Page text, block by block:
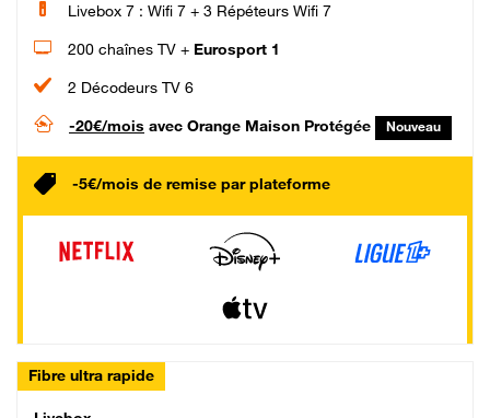
Livebox 7 : Wifi 7 + 3 Répéteurs Wifi 7
200 chaînes TV + Eurosport 1
2 Décodeurs TV 6
-20€/mois avec Orange Maison Protégée Nouveau
-5€/mois de remise par plateforme
Fibre ultra rapide